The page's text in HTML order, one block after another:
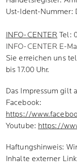
Ust-Ident-Nummer:
INFO-CENTER Tel:
INFO-CENTER E-
Sie erreichen uns
bis 17.00 Uhr.
Das Impressum gilt
Facebook:
https://
Youtube: https://
Haftungshinweis:
Inhalte externer